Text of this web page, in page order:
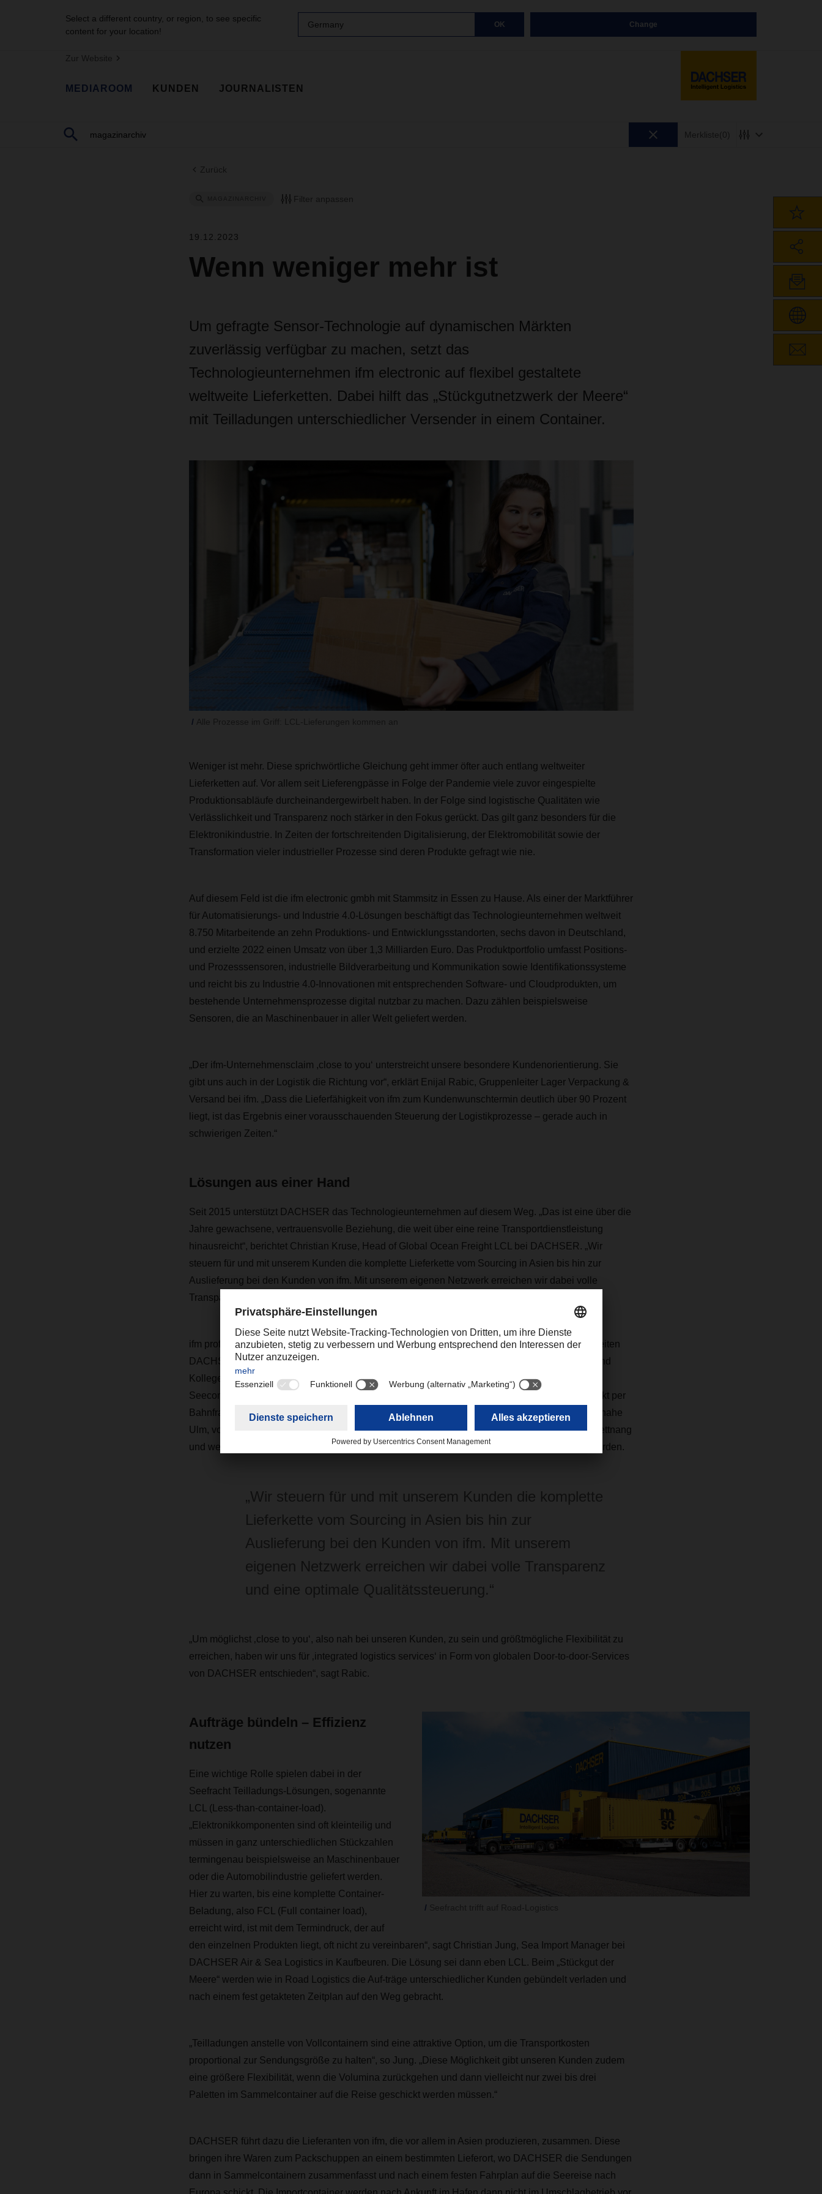
Select a different country, or region, to see specific
content for your location!
Germany OK Change
Zur Website
MEDIAROOM KUNDEN JOURNALISTEN
Merkliste(0)
Zurück
Filter anpassen
19.12.2023
Wenn weniger mehr ist
Um gefragte Sensor-Technologie auf dynamischen Märkten
zuverlässig verfügbar zu machen, setzt das
Technologieunternehmen ifm electronic auf flexibel gestaltete
weltweite Lieferketten. Dabei hilft das „Stückgutnetzwerk der Meere“
mit Teilladungen unterschiedlicher Versender in einem Container.
Weniger ist mehr. Diese sprichwörtliche Gleichung geht immer öfter auch entlang weltweiter
Lieferketten auf. Vor allem seit Lieferengpässe in Folge der Pandemie viele zuvor eingespielte
Produktionsabläufe durcheinandergewirbelt haben. In der Folge sind logistische Qualitäten wie
Verlässlichkeit und Transparenz noch stärker in den Fokus gerückt. Das gilt ganz besonders für die
Elektronikindustrie. In Zeiten der fortschreitenden Digitalisierung, der Elektromobilität sowie der
Transformation vieler industrieller Prozesse sind deren Produkte gefragt wie nie.
Auf diesem Feld ist die ifm electronic gmbh mit Stammsitz in Essen zu Hause. Als einer der Marktführer
für Automatisierungs- und Industrie 4.0-Lösungen beschäftigt das Technologieunternehmen weltweit
8.750 Mitarbeitende an zehn Produktions- und Entwicklungsstandorten, sechs davon in Deutschland,
und erzielte 2022 einen Umsatz von über 1,3 Milliarden Euro. Das Produktportfolio umfasst Positions-
und Prozesssensoren, industrielle Bildverarbeitung und Kommunikation sowie Identifikationssysteme
und reicht bis zu Industrie 4.0-Innovationen mit entsprechenden Software- und Cloudprodukten, um
bestehende Unternehmensprozesse digital nutzbar zu machen. Dazu zählen beispielsweise
Sensoren, die an Maschinenbauer in aller Welt geliefert werden.
„Der ifm-Unternehmensclaim ,close to you‘ unterstreicht unsere besondere Kundenorientierung. Sie
gibt uns auch in der Logistik die Richtung vor“, erklärt Enijal Rabic, Gruppenleiter Lager Verpackung &
Versand bei ifm. „Dass die Lieferfähigkeit von ifm zum Kundenwunschtermin deutlich über 90 Prozent
liegt, ist das Ergebnis einer vorausschauenden Steuerung der Logistikprozesse – gerade auch in
schwierigen Zeiten.“
Lösungen aus einer Hand
Seit 2015 unterstützt DACHSER das Technologieunternehmen auf diesem Weg. „Das ist eine über die
Jahre gewachsene, vertrauensvolle Beziehung, die weit über eine reine Transportdienstleistung
hinausreicht“, berichtet Christian Kruse, Head of Global Ocean Freight LCL bei DACHSER. „Wir
steuern für und mit unserem Kunden die komplette Lieferkette vom Sourcing in Asien bis hin zur
Auslieferung bei den Kunden von ifm. Mit unserem eigenen Netzwerk erreichen wir dabei volle
Transparenz und eine optimale Qualitätssteuerung.“
ifm profitiert bei der Gestaltung der Lieferketten von dem nahtlosen Ineinandergreifen der weltweiten
DACHSER-Netzwerke in Air & Sea und European Logistics. So organisieren die Kolleginnen und
Kollegen von DACHSER Air & Sea Logistics den Transport von Komponenten aus Asien im
Seecontainer ab Hong Kong nach Europa. Von Hamburg aus gelangen die Container dann direkt per
Bahnfracht nach Süddeutschland. Entladen werden die Container bei DACHSER in Langenau nahe
Ulm, von wo die Produkte per Lkw zum größten ifm-Entwicklungs- und Produktionsstandort in Tettnang
und weiter auf die europäischen Märkte nach Frankreich, Tschechien und Polen ausgeliefert werden.
„Wir steuern für und mit unserem Kunden die komplette
Lieferkette vom Sourcing in Asien bis hin zur
Auslieferung bei den Kunden von ifm. Mit unserem
eigenen Netzwerk erreichen wir dabei volle Transparenz
und eine optimale Qualitätssteuerung.“
„Um möglichst ‚close to you‘, also nah bei unseren Kunden, zu sein und größtmögliche Flexibilität zu
erreichen, haben wir uns für ‚integrated logistics services‘ in Form von globalen Door-to-door-Services
von DACHSER entschieden“, sagt Rabic.
Aufträge bündeln – Effizienz
nutzen
Eine wichtige Rolle spielen dabei in der
Seefracht Teilladungs-Lösungen, sogenannte
LCL (Less-than-container-load).
„Elektronikkomponenten sind oft kleinteilig und
müssen in ganz unterschiedlichen Stückzahlen
termingenau beispielsweise an Maschinenbauer
oder die Automobilindustrie geliefert werden.
Hier zu warten, bis eine komplette Container-
Beladung, also FCL (Full container load),
erreicht wird, ist mit dem Termindruck, der auf
den einzelnen Produkten liegt, oft nicht zu vereinbaren“, sagt Christian Jung, Sea Import Manager bei
DACHSER Air & Sea Logistics in Kaufbeuren. Die Lösung sei dann eben LCL. Beim „Stückgut der
Meere“ werden wie in Road Logistics die Auf-träge unterschiedlicher Kunden gebündelt verladen und
nach einem fest getakteten Zeitplan auf den Weg gebracht.
„Teilladungen anstelle von Vollcontainern sind eine attraktive Option, um die Transportkosten
proportional zur Sendungsgröße zu halten“, so Jung. „Diese Möglichkeit gibt unseren Kunden zudem
eine größere Flexibilität, wenn die Volumina zurückgehen und dann vielleicht nur zwei bis drei
Paletten im Sammelcontainer auf die Reise geschickt werden müssen.“
DACHSER führt dazu die Lieferanten von ifm, die vor allem in Asien produzieren, zusammen. Diese
bringen ihre Waren zum Packschuppen an einem bestimmten Lieferort, wo DACHSER die Sendungen
dann in Sammelcontainern zusammenfasst und nach einem festen Fahrplan auf die Seereise nach